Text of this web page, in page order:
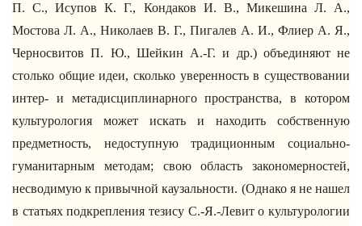
П. С., Исупов К. Г., Кондаков И. В., Микешина Л. А.,
Мостова Л. А., Николаев В. Г., Пигалев А. И., Флиер А. Я.,
Черносвитов П. Ю., Шейкин А.-Г. и др.) объединяют не
столько общие идеи, сколько уверенность в существовании
интер- и метадисциплинарного пространства, в котором
культурология может искать и находить собственную
предметность, недоступную традиционным социально-
гуманитарным методам; свою область закономерностей,
несводимую к привычной каузальности. (Однако я не нашел
в статьях подкрепления тезису С.-Я.-Левит о культурологии